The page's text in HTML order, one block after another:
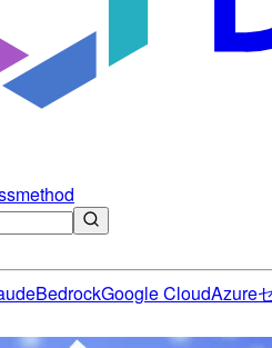
BedrockGoogle CloudAzure